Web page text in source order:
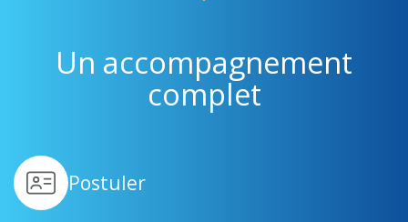
Un accompagnement
complet
Postuler